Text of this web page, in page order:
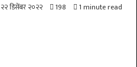
२२ डिसेंबर २०२२ 198 1 minute read